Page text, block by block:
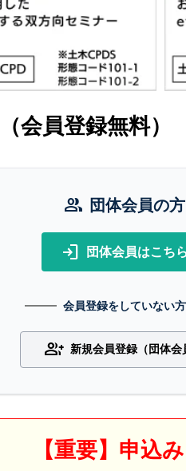
会員登録無料）
group 団体会員の方
login 団体会員はこちら
会員登録をしていない方
group_add 新規会員登録（団体会
【重要】申込